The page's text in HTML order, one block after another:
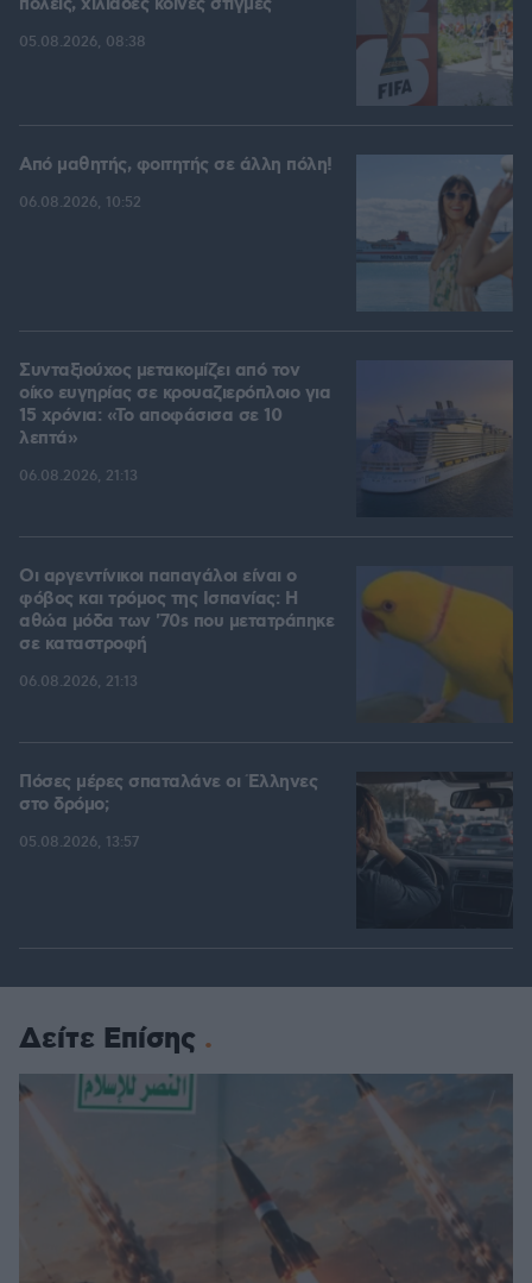
πόλεις, χιλιάδες κοινές στιγμές
05.08.2026, 08:38
Από μαθητής, φοιτητής σε άλλη πόλη!
06.08.2026, 10:52
Συνταξιούχος μετακομίζει από τον
οίκο ευγηρίας σε κρουαζιερόπλοιο για
15 χρόνια: «Το αποφάσισα σε 10
λεπτά»
06.08.2026, 21:13
Οι αργεντίνικοι παπαγάλοι είναι ο
φόβος και τρόμος της Ισπανίας: Η
αθώα μόδα των '70s που μετατράπηκε
σε καταστροφή
06.08.2026, 21:13
Πόσες μέρες σπαταλάνε οι Έλληνες
στο δρόμο;
05.08.2026, 13:57
Δείτε Επίσης